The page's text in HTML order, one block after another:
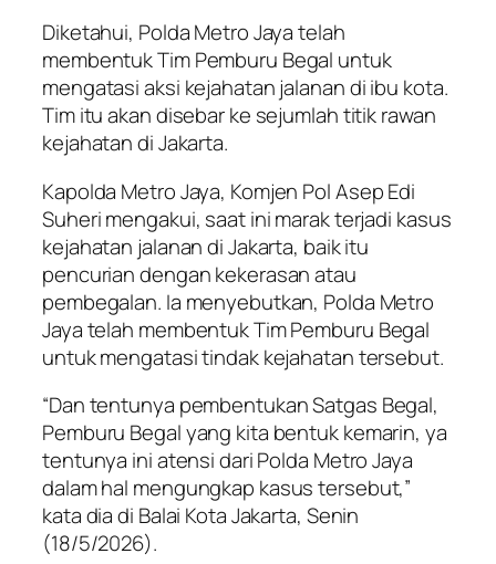
Diketahui, Polda Metro Jaya telah
membentuk Tim Pemburu Begal untuk
mengatasi aksi kejahatan jalanan di ibu kota.
Tim itu akan disebar ke sejumlah titik rawan
kejahatan di Jakarta.
Kapolda Metro Jaya, Komjen Pol Asep Edi
Suheri mengakui, saat ini marak terjadi kasus
kejahatan jalanan di Jakarta, baik itu
pencurian dengan kekerasan atau
pembegalan. Ia menyebutkan, Polda Metro
Jaya telah membentuk Tim Pemburu Begal
untuk mengatasi tindak kejahatan tersebut.
“Dan tentunya pembentukan Satgas Begal,
Pemburu Begal yang kita bentuk kemarin, ya
tentunya ini atensi dari Polda Metro Jaya
dalam hal mengungkap kasus tersebut,”
kata dia di Balai Kota Jakarta, Senin
(18/5/2026).